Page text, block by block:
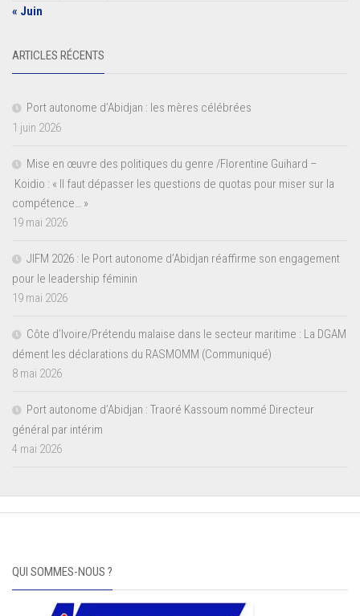
« Juin
ARTICLES RÉCENTS
Port autonome d’Abidjan : les mères célébrées
1 juin 2026
Mise en œuvre des politiques du genre /Florentine Guihard –
Koidio : « Il faut dépasser les questions de quotas pour miser sur la
compétence… »
19 mai 2026
JIFM 2026 : le Port autonome d’Abidjan réaffirme son engagement
pour le leadership féminin
19 mai 2026
Côte d’Ivoire/Prétendu malaise dans le secteur maritime : La DGAM
dément les déclarations du RASMOMM (Communiqué)
8 mai 2026
Port autonome d’Abidjan : Traoré Kassoum nommé Directeur
général par intérim
4 mai 2026
QUI SOMMES-NOUS ?